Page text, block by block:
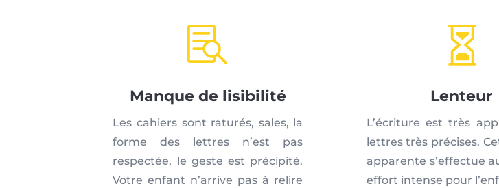

Manque de lisibilité
Les cahiers sont raturés, sales, la
forme des lettres n’est pas
respectée, le geste est précipité.
Votre enfant n’arrive pas à relire

Lenteur
L’écriture est très
lettres très précises.
apparente s’effectue
effort intense pour